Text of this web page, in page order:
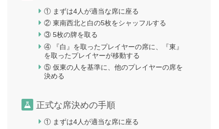
① まずは4人が適当な席に座る
② 東南西北と白の5枚をシャッフルする
③ 5枚の牌を取る
④ 『白』を取ったプレイヤーの席に、『東』
を取ったプレイヤーが移動する
⑤ 仮東の人を基準に、他のプレイヤーの席を
決める
正式な席決めの手順
① まずは4人が適当な席に座る